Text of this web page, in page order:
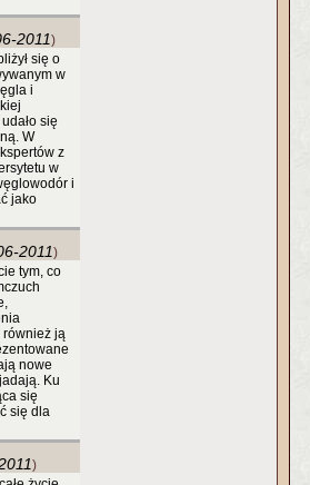
2011)
się o
w
i
się
W
z
w
i
jako
2011)
tym, co
również ją
nowe
Ku
się
się dla
)